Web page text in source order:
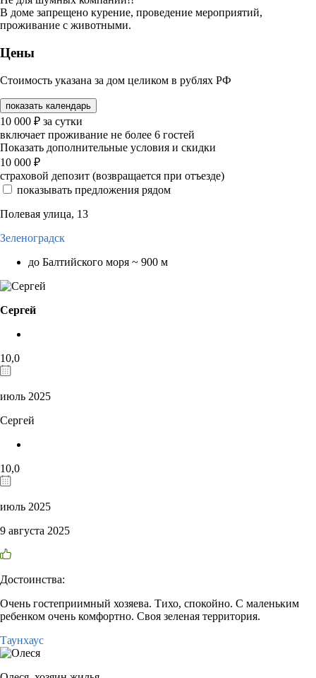
В доме запрещено курение, проведение мероприятий,
проживание с животными.
Цены
Стоимость указана за дом целиком в рублях РФ
показать календарь
10 000 ₽ за сутки
включает проживание не более 6 гостей
Показать дополнительные условия и скидки
10 000 ₽
страховой депозит (возвращается при отъезде)
показывать предложения рядом
Полевая улица, 13
Зеленоградск
до Балтийского моря ~ 900 м
Сергей
10,0
июль 2025
Сергей
10,0
июль 2025
9 августа 2025
Достоинства:
Очень гостеприимный хозяева. Тихо, спокойно. С маленьким
ребенком очень комфортно. Своя зеленая территория.
Таунхаус